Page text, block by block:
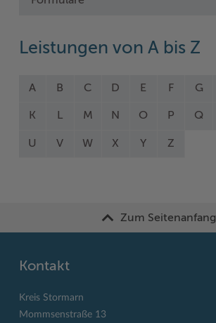
Leistungen von A bis Z
A B C D E F G
K L M N O P Q
U V W X Y Z
Zum Seitenanfang
Kontakt
Kreis Stormarn
Mommsenstraße 13